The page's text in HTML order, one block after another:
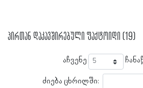
პირთან დაკავშირებული ფაქტოიდი (19)
აჩვენე
ძიება ცხრილში: